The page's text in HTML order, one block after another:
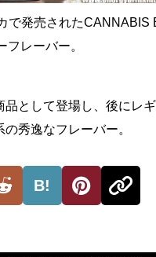
で発売されたCANNABIS
フレーバー。
品として登場し、後にレ
秀逸なフレーバー。
B!